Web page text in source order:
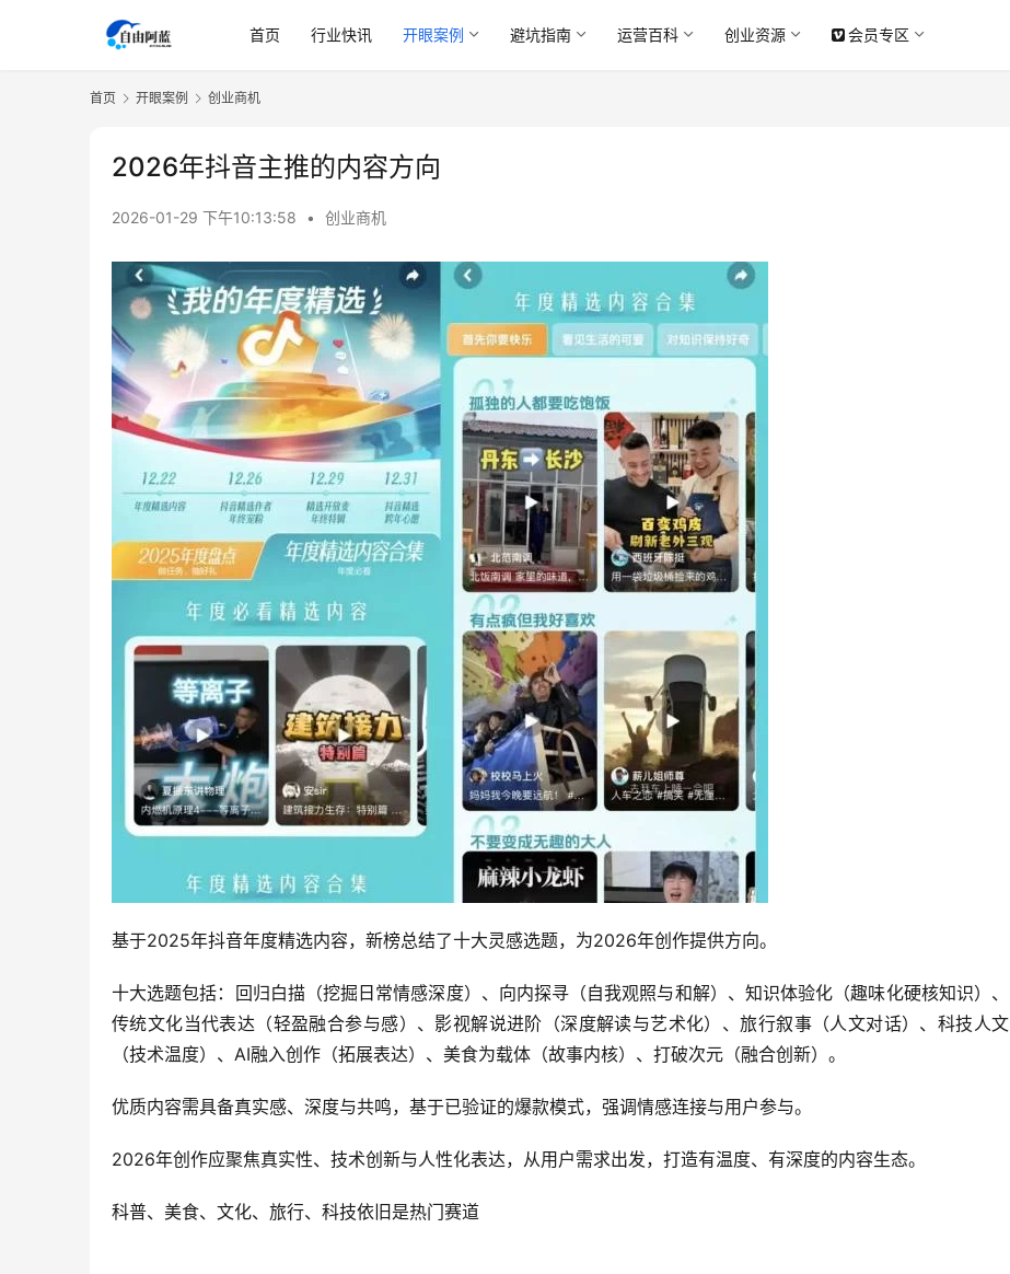
首页 行业快讯 开眼案例 避坑指南 运营百科 创业资源 会员专区
首页 开眼案例 创业商机
2026年抖音主推的内容方向
2026-01-29 下午10:13:58 • 创业商机
基于2025年抖音年度精选内容，新榜总结了十大灵感选题，为2026年创作提供方向。
十大选题包括：回归白描（挖掘日常情感深度）、向内探寻（自我观照与和解）、知识体验化（趣味化硬核知识）、
传统文化当代表达（轻盈融合参与感）、影视解说进阶（深度解读与艺术化）、旅行叙事（人文对话）、科技人文
（技术温度）、AI融入创作（拓展表达）、美食为载体（故事内核）、打破次元（融合创新）。
优质内容需具备真实感、深度与共鸣，基于已验证的爆款模式，强调情感连接与用户参与。
2026年创作应聚焦真实性、技术创新与人性化表达，从用户需求出发，打造有温度、有深度的内容生态。
科普、美食、文化、旅行、科技依旧是热门赛道